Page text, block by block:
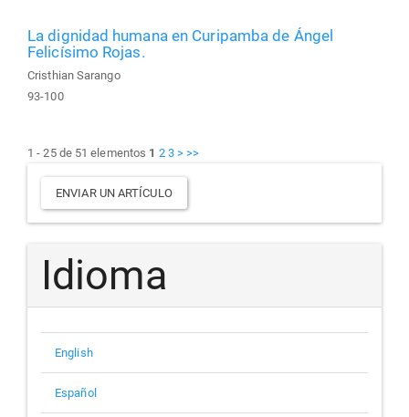
La dignidad humana en Curipamba de Ángel
Felicísimo Rojas.
Cristhian Sarango
93-100
1 - 25 de 51 elementos 1 2 3 > >>
Enviar
un
artículo
ENVIAR UN ARTÍCULO
Idioma
English
Español